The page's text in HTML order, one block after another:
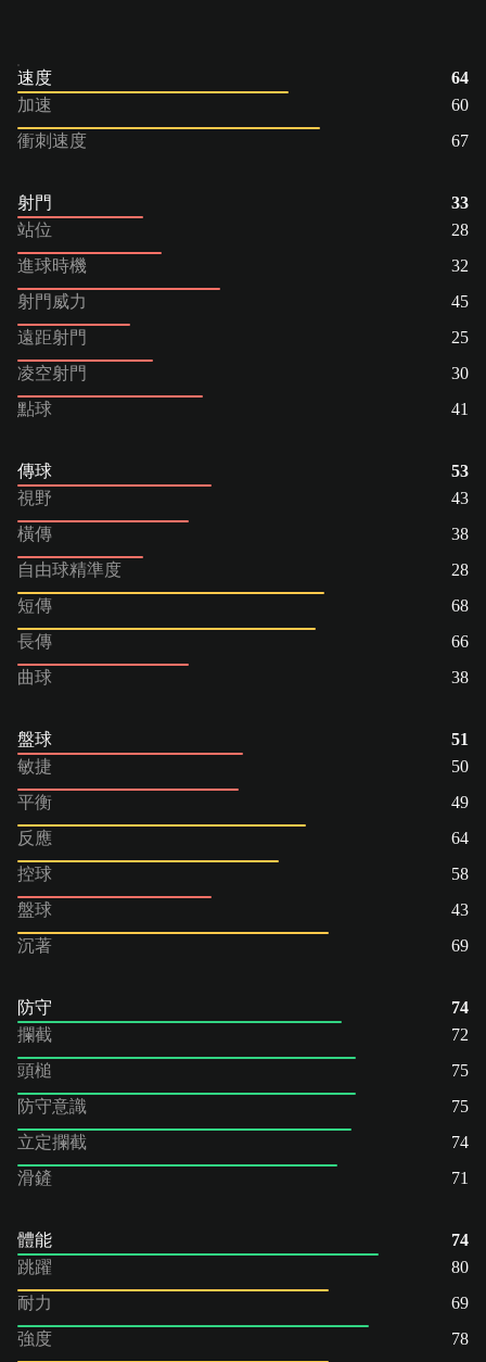
速度
64
加速
60
衝刺速度
67
射門
33
站位
28
進球時機
32
射門威力
45
遠距射門
25
凌空射門
30
點球
41
傳球
53
視野
43
橫傳
38
自由球精準度
28
短傳
68
長傳
66
曲球
38
盤球
51
敏捷
50
平衡
49
反應
64
控球
58
盤球
43
沉著
69
防守
74
攔截
72
頭槌
75
防守意識
75
立定攔截
74
滑鏟
71
體能
74
跳躍
80
耐力
69
強度
78